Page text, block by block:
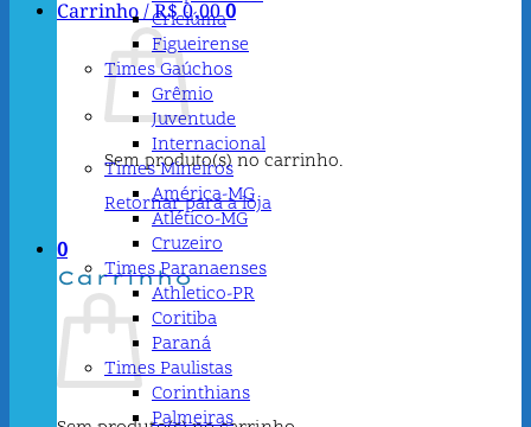
Carrinho /R$0,000
Sem produto(s) no carrinho.
Retornar para a loja
0
Carrinho
Criciúma
Figueirense
Times Gaúchos
Grêmio
Juventude
Internacional
Times Mineiros
América-MG
Atlético-MG
Cruzeiro
Times Paranaenses
Athletico-PR
Coritiba
Paraná
Times Paulistas
Corinthians
Palmeiras